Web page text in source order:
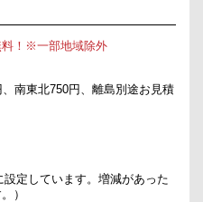
料！※一部地域除外
南東北750円、離島別途お見積
定しています。増減があった
）